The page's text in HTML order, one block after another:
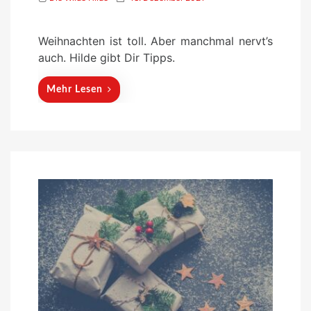
e
Weihnachten ist toll. Aber manchmal nervt’s
auch. Hilde gibt Dir Tipps.
Mehr Lesen